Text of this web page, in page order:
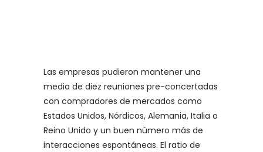
Las empresas pudieron mantener una
media de diez reuniones pre-concertadas
con compradores de mercados como
Estados Unidos, Nórdicos, Alemania, Italia o
Reino Unido y un buen número más de
interacciones espontáneas. El ratio de